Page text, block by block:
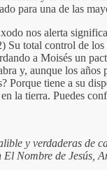
para una de las
nos alerta
Su total control de
a Moisés un
y, aunque los
Porque tiene a su
la tierra. Puedes
y verdaderas de
Nombre de Jesús,